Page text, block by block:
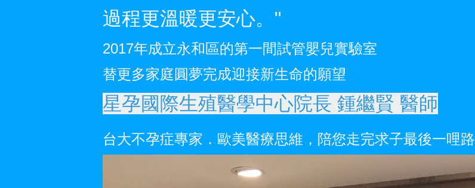
過程更溫暖更安心。"
2017年成立永和區的第一間試管嬰兒實驗室
替更多家庭圓夢完成迎接新生命的願望
星孕國際生殖醫學中心院長 鍾繼賢 醫師
台大不孕症專家．歐美醫療思維，陪您走完求子最後一哩路